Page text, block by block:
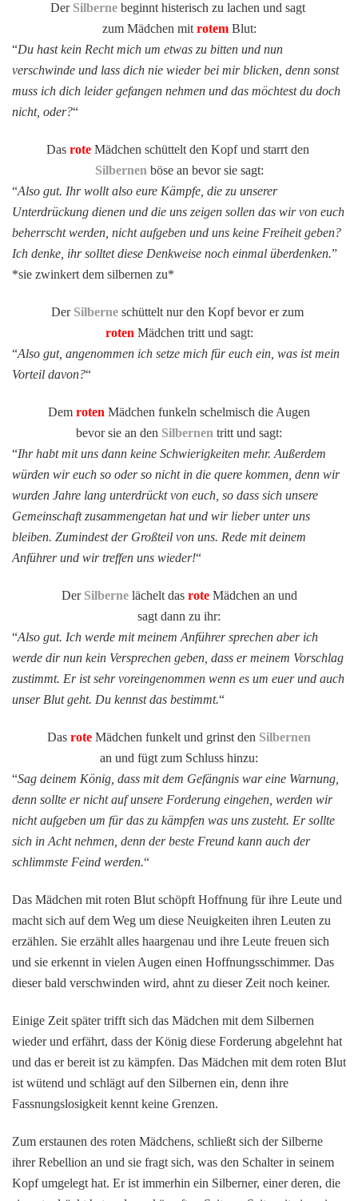
Der Silbernebeginnt histerisch zu lachen und sagt
zum Mädchen mit rotemBlut:
“Du hast kein Recht mich um etwas zu bitten und nun
verschwinde und lass dich nie wieder bei mir blicken, denn sonst
muss ich dich leider gefangen nehmen und das möchtest du doch
nicht, oder?“
Das roteMädchen schüttelt den Kopf und starrt den
Silbernen böse an bevor sie sagt:
“Also gut. Ihr wollt also eure Kämpfe, die zu unserer
Unterdrückung dienen und die uns zeigen sollen das wir von euch
beherrscht werden, nicht aufgeben und uns keine Freiheit geben?
Ich denke, ihr solltet diese Denkweise noch einmal überdenken.”
*sie zwinkert dem silbernen zu*
Der Silberne schüttelt nur den Kopf bevor er zum
roten Mädchen tritt und sagt:
“Also gut, angenommen ich setze mich für euch ein, was ist mein
Vorteil davon?“
Dem roten Mädchen funkeln schelmisch die Augen
bevor sie an den Silbernen tritt und sagt:
“Ihr habt mit uns dann keine Schwierigkeiten mehr. Außerdem
würden wir euch so oder so nicht in die quere kommen, denn wir
wurden Jahre lang unterdrückt von euch, so dass sich unsere
Gemeinschaft zusammengetan hat und wir lieber unter uns
bleiben. Zumindest der Großteil von uns. Rede mit deinem
Anführer und wir treffen uns wieder!“
Der Silbernelächelt das roteMädchen an und
sagt dann zu ihr:
“Also gut. Ich werde mit meinem Anführer sprechen aber ich
werde dir nun kein Versprechen geben, dass er meinem Vorschlag
zustimmt. Er ist sehr voreingenommen wenn es um euer und auch
unser Blut geht. Du kennst das bestimmt.“
Das rote Mädchen funkelt und grinst den Silbernen
an und fügt zum Schluss hinzu:
“Sag deinem König, dass mit dem Gefängnis war eine Warnung,
denn sollte er nicht auf unsere Forderung eingehen, werden wir
nicht aufgeben um für das zu kämpfen was uns zusteht. Er sollte
sich in Acht nehmen, denn der beste Freund kann auch der
schlimmste Feind werden.“
Das Mädchen mit roten Blut schöpft Hoffnung für ihre Leute und
macht sich auf dem Weg um diese Neuigkeiten ihren Leuten zu
erzählen. Sie erzählt alles haargenau und ihre Leute freuen sich
und sie erkennt in vielen Augen einen Hoffnungsschimmer. Das
dieser bald verschwinden wird, ahnt zu dieser Zeit noch keiner.
Einige Zeit später trifft sich das Mädchen mit dem Silbernen
wieder und erfährt, dass der König diese Forderung abgelehnt hat
und das er bereit ist zu kämpfen. Das Mädchen mit dem roten Blut
ist wütend und schlägt auf den Silbernen ein, denn ihre
Fassnungslosigkeit kennt keine Grenzen.
Zum erstaunen des roten Mädchens, schließt sich der Silberne
ihrer Rebellion an und sie fragt sich, was den Schalter in seinem
Kopf umgelegt hat. Er ist immerhin ein Silberner, einer deren, die